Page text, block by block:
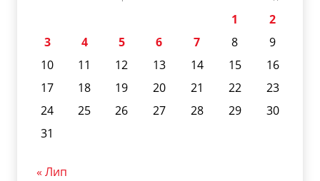
1
2
3
4 5 6 7 8
9
10
11 12 13 14 15
16
17
18 19 20 21 22
23
24
25 26 27 28 29
30
31
« Лип